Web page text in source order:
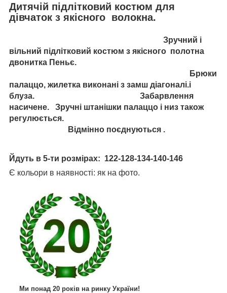
Дитячій підлітковий костюм для
дівчаток з якісного волокна.
Зручний і
вільний підлітковий костюм з якісного полотна
двонитка Пеньє.
Брюки
палаццо, жилетка виконані з замш діагоналі.і
блуза. Забарвлення
насичене. Зручні штанішки палаццо і низ також
регулюється.
Відмінно поєднуються .
Йдуть в 5-ти розмірах: 122-128-134-140-146
Є кольори в наявності: як на фото.
Ми понад 20 років на ринку України!